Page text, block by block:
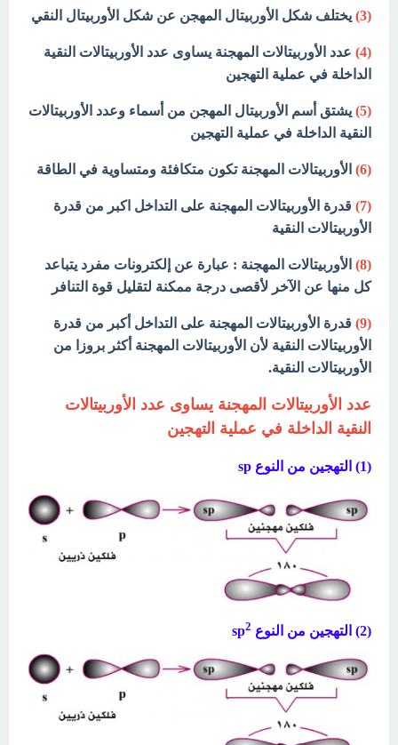
(3) يختلف شكل الأوربيتال المهجن عن شكل الأوربيتال النقي
(4)
عدد الأوربيتالات المهجنة يساوى عدد الأوربيتالات النقية
الداخلة في عملية التهجين
(5)
يشتق أسم الأوربيتال المهجن من أسماء وعدد الأوربيتالات
النقية الداخلة في عملية التهجين
(6) الأوربيتالات المهجنة تكون متكافئة ومتساوية في الطاقة
(7)
قدرة الأوربيتالات المهجنة على التداخل اكبر من قدرة
الأوربيتالات النقية
(8)
الأوربيتالات المهجنة : عبارة عن إلكترونات مفرد يتباعد
كل منها عن الآخر لأقصى درجة ممكنة لتقليل قوة التنافر
(9)
قدرة الأوربيتالات المهجنة على التداخل أكبر من قدرة
الأوربيتالات النقية لأن الأوربيتالات المهجنة أكثر بروزا من
الأوربيتالات النقية.
عدد الأوربيتالات المهجنة يساوى عدد الأوربيتالات
النقية الداخلة في عملية التهجين
(1) التهجين من النوع sp
(2) التهجين من النوع sp 2